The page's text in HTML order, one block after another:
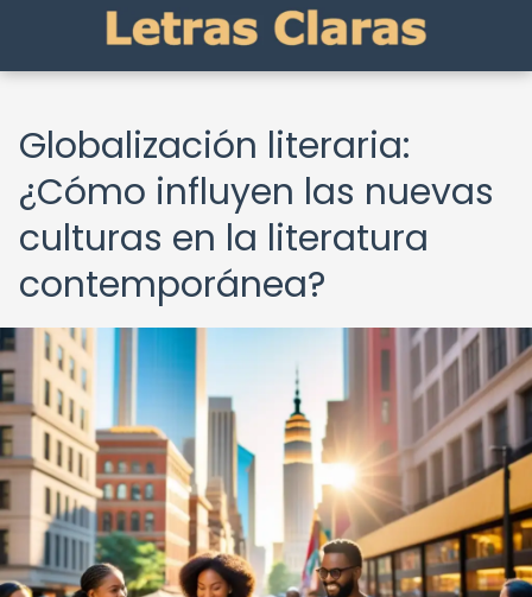
Globalización literaria:
¿Cómo influyen las nuevas
culturas en la literatura
contemporánea?